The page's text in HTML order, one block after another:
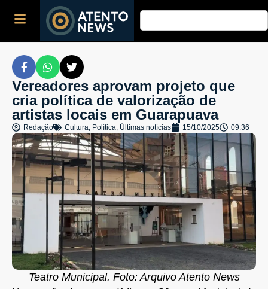
Vereadores aprovam projeto que
cria política de valorização de
artistas locais em Guarapuava
Redação Cultura, Política, Últimas notícias 15/10/2025 09:36
Teatro Municipal. Foto: Arquivo Atento News